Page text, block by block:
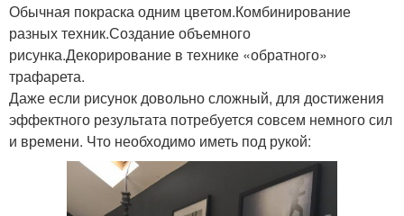
Обычная покраска одним цветом.Комбинирование
разных техник.Создание объемного
рисунка.Декорирование в технике «обратного»
трафарета.
Даже если рисунок довольно сложный, для достижения
эффектного результата потребуется совсем немного сил
и времени. Что необходимо иметь под рукой: